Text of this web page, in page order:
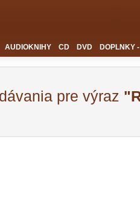
AUDIOKNIHY CD DVD DOPLNKY
pre výraz